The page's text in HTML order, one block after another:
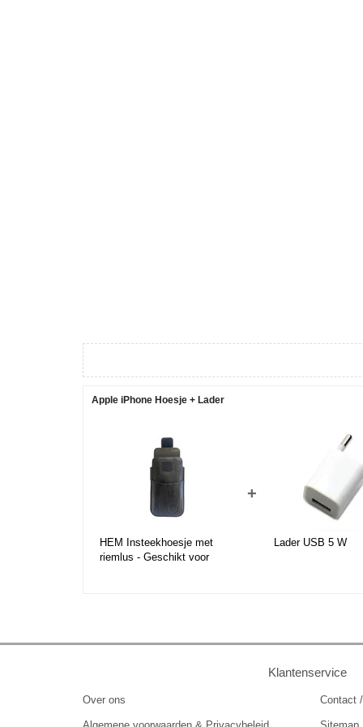
Apple iPhone Hoesje + Lader
HEM Insteekhoesje met
riemlus - Geschikt voor
+
Lader USB 5 W
Klantenservice
Over ons Contact